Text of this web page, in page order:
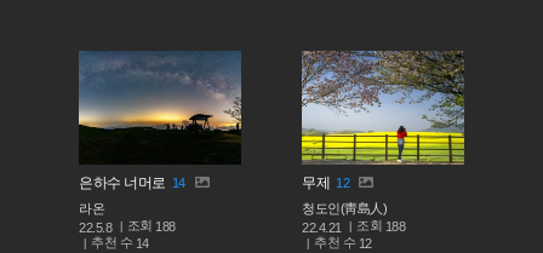
은하수 너머로
14
라온
22.5.8
조회 188
추천 수 14
무제 12
청도인(靑島人)
22.4.21
조회 188
추천 수 12